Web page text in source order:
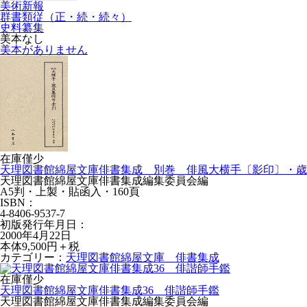
美術新報
群書類従（正・続・続々）
史料纂集
美本なし
美本がありません
在庫僅少
天理図書館綿屋文庫俳書集成 別巻 俳風大横手〔影印〕・歳
天理図書館綿屋文庫俳書集成編集委員会編
A5判・上製・貼函入・160頁
ISBN：
4-8406-9537-7
初版発行年月日：
2000年4月22日
本体9,500円＋税
カテゴリー： 天理図書館綿屋文庫 俳書集成
在庫僅少
天理図書館綿屋文庫俳書集成36 俳諧師手鑑
天理図書館綿屋文庫俳書集成編集委員会編